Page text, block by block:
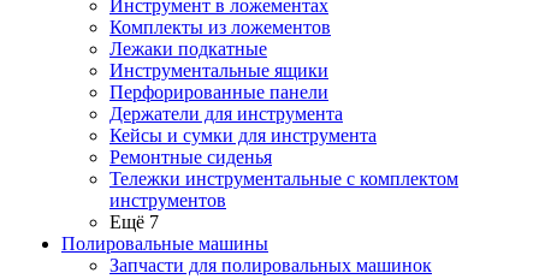
Инструмент в ложементах
Комплекты из ложементов
Лежаки подкатные
Инструментальные ящики
Перфорированные панели
Держатели для инструмента
Кейсы и сумки для инструмента
Ремонтные сиденья
Тележки инструментальные с комплектом
инструментов
Ещё 7
Полировальные машины
Запчасти для полировальных машинок